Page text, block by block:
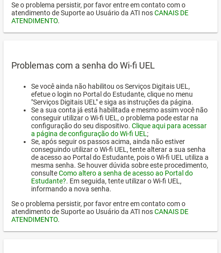
Se o problema persistir, por favor entre em contato com o
atendimento de Suporte ao Usuário da ATI nosCANAIS DE
ATENDIMENTO.
Problemas com a senha do Wi-fi UEL
Se você ainda não habilitou os Serviços Digitais UEL,
efetue o login no Portal do Estudante, clique no menu
"Serviços Digitais UEL" e siga as instruções da página.
Se a sua conta já está habilitada e mesmo assim você não
conseguir utilizar o Wi-fi UEL, o problema pode estar na
configuração do seu dispositivo. Clique aqui para acessar
a página de configuração do Wi-fi UEL ;
Se, após seguir os passos acima, ainda não estiver
conseguindo utilizar o Wi-fi UEL, tente alterar a sua senha
de acesso ao Portal do Estudante, pois o Wi-fi UEL utiliza a
mesma senha. Se houver dúvida sobre este procedimento,
consulteComo altero a senha de acesso ao Portal do
Estudante?. Em seguida, tente utilizar o Wi-fi UEL,
informando a nova senha.
Se o problema persistir, por favor entre em contato com o
atendimento de Suporte ao Usuário da ATI nosCANAIS DE
ATENDIMENTO.